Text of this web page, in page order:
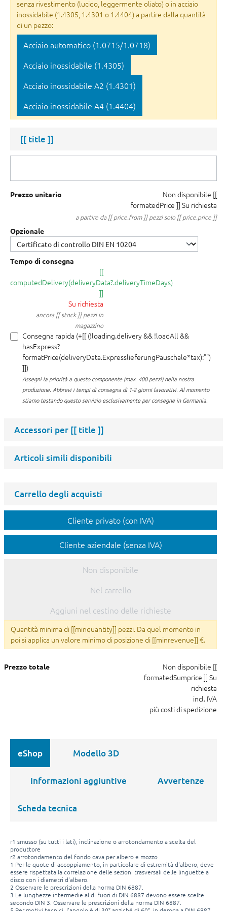
senza rivestimento (lucido, leggermente oliato) o in acciaio
inossidabile (1.4305, 1.4301 o 1.4404) a partire dalla quantità
di un pezzo:
Acciaio automatico (1.0715/1.0718)
Acciaio inossidabile (1.4305)
Acciaio inossidabile A2 (1.4301)
Acciaio inossidabile A4 (1.4404)
[[ title ]]
Prezzo unitario Non disponibile [[
formatedPrice ]] Su richiesta
a partire da [[ price.from ]] pezzi solo [[ price.price ]]
Opzionale
Tempo di consegna
[[
computedDelivery(deliveryData?.deliveryTimeDays)
]]
Su richiesta
ancora [[ stock ]] pezzi in
magazzino
Consegna rapida (+[[ (!loading.delivery && !loadAll &&
hasExpress?
formatPrice(deliveryData.ExpresslieferungPauschale*tax):"")
]])
Assegni la priorità a questo componente (max. 400 pezzi) nella nostra
produzione. Abbrevi i tempi di consegna di 1-2 giorni lavorativi. Al momento
stiamo testando questo servizio esclusivamente per consegne in Germania.
Accessori per [[ title ]]
Articoli simili disponibili
Carrello degli acquisti
Cliente privato (con IVA)
Cliente aziendale (senza IVA)
Non disponibile
Nel carrello
Aggiuni nel cestino delle richieste
Quantità minima di [[minquantity]] pezzi. Da quel momento in
poi si applica un valore minimo di posizione di [[minrevenue]] €.
Prezzo totale Non disponibile [[
formatedSumprice ]] Su
richiesta
incl. IVA
più costi di spedizione
eShop Modello 3D
Informazioni aggiuntive Avvertenze
Scheda tecnica
r1 smusso (su tutti i lati), inclinazione o arrotondamento a scelta del
produttore
r2 arrotondamento del fondo cava per albero e mozzo
1 Per le quote di accoppiamento, in particolare di estremità d'albero, deve
essere rispettata la correlazione delle sezioni trasversali delle linguette a
disco con i diametri d'albero.
2 Osservare le prescrizioni della norma DIN 6887.
3 Le lunghezze intermedie al di fuori di DIN 6887 devono essere scelte
secondo DIN 3. Osservare le prescrizioni della norma DIN 6887.